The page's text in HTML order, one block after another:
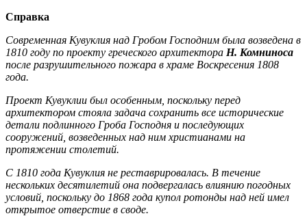
Справка
Современная Кувуклия над Гробом Господним была возведена в
1810 году по проекту греческого архитектора Н. Комниноса
после разрушительного пожара в храме Воскресения 1808
года.
Проект Кувуклии был особенным, поскольку перед
архитектором стояла задача сохранить все исторические
детали подлинного Гроба Господня и последующих
сооружений, возведенных над ним христианами на
протяжении столетий.
С 1810 года Кувуклия не реставрировалась. В течение
нескольких десятилетий она подвергалась влиянию погодных
условий, поскольку до 1868 года купол ротонды над ней имел
открытое отверстие в своде.